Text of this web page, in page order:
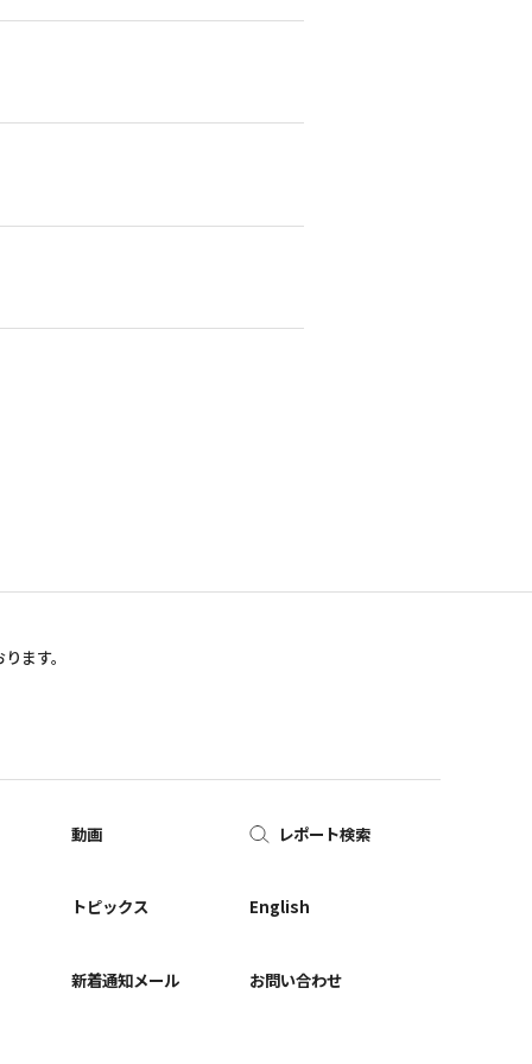
ます。
動画
トピックス
新着通知メール
レポート検索
English
お問い合わせ